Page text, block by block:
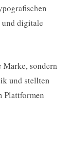
und digitale
sondern
und stellten
Plattformen